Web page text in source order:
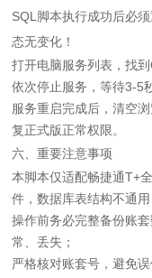
SQL脚本执行成功后必
态无变化！
打开电脑服务列表，找
依次停止服务，等待3-5
服务重启完成后，清空
复正式版正常权限。
六、重要注意事项
本脚本仅适配畅捷通T+
件，数据库表结构不通用
操作前务必完整备份账
常、丢失；
严格核对账套号，避免